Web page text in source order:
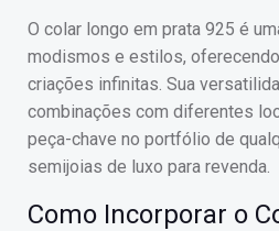
O colar longo em prata 925 é
modismos e estilos,
criações infinitas. Sua
combinações com diferentes
peça-chave no portfólio de
semijoias de luxo para revenda.
Como Incorporar o